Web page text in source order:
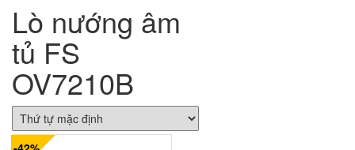
Lò nướng âm
tủ FS
OV7210B